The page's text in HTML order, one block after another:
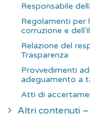
Responsabile
Regolamenti per
corruzione e
Relazione del
Trasparenza
Provvedimenti
adeguamento a
Atti di
Altri contenuti –